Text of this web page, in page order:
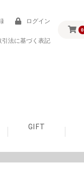
ログイン
引法に基づく表記
0
GIFT
予算3,000円で探す
予算5,000円で探す
予算10,000円で探す
予算30,000円で探す
出産祝い
1歳の誕生日
2歳の誕生日